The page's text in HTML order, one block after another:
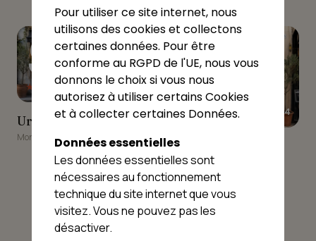
Urfa Kebab
9
★★★★★ 4.5
Urfa Kebab
Montrevel-en-Bresse Aux Mille Et Une Pizzas
10
★★★★☆ 4.4
Aux Mille Et Une
Pizzas
Montrevel-en-Bresse
Pour utiliser ce site internet, nous
utilisons des cookies et collectons
certaines données. Pour être
conforme au RGPD de l'UE, nous vous
donnons le choix si vous nous
autorisez à utiliser certains Cookies
et à collecter certaines Données.
Données essentielles
Les données essentielles sont
nécessaires au fonctionnement
technique du site internet que vous
visitez. Vous ne pouvez pas les
désactiver.